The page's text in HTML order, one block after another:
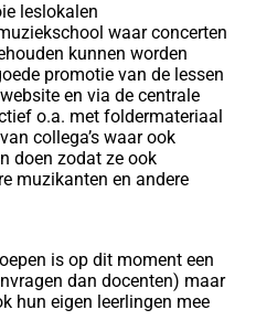
leslokalen
waar concerten
kunnen worden
promotie van de lessen
en via de centrale
o.a. met foldermateriaal
collega’s waar ook
doen zodat ze ook
muzikanten en andere
is op dit moment een
dan docenten) maar
hun eigen leerlingen mee